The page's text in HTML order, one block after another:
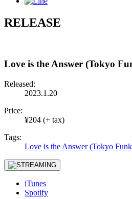
RELEASE
Love is the Answer (Tokyo
Released:
2023.1.20
Price:
¥204 (+ tax)
Tags:
Love is the Answer (Tokyo Funk
iTunes
Spotify